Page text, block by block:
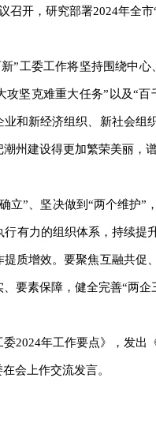
召开，研究部署2024年全市
”工委工作将坚持围绕中心
坚克难重大任务”以及“百
和新经济组织、新社会组
州建设得更加繁荣美丽，
立”、坚决做到“两个维护”
有力的组织体系，持续提
质增效。要聚焦互融共促
要素保障，健全完善“两企
2024年工作要点》，发出
会上作交流发言。